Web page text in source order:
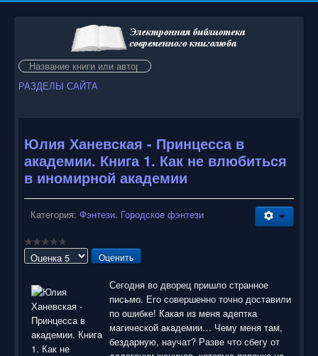
Искать...
РАЗДЕЛЫ САЙТА
Юлия Ханевская - Принцесса в
академии. Книга 1. Как не влюбиться
в иномирной академии
Категория: Фэнтези. Городское фэнтези
Пожалуйста,
Сегодня во дворец пришло странное
письмо. Его совершенно точно доставили
по ошибке! Какая из меня адептка
магической академии… Чему меня там,
бездарную, научат? Разве что сбегу от